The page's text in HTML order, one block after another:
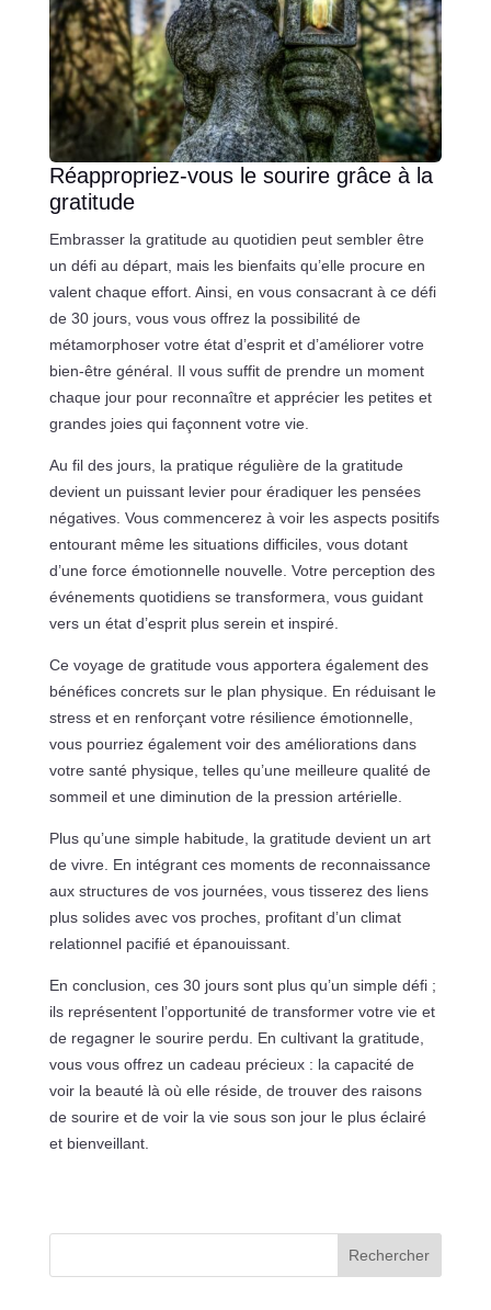
Réappropriez-vous le sourire grâce à la
gratitude
Embrasser la gratitude au quotidien peut sembler être
un défi au départ, mais les bienfaits qu’elle procure en
valent chaque effort. Ainsi, en vous consacrant à ce défi
de 30 jours, vous vous offrez la possibilité de
métamorphoser votre état d’esprit et d’améliorer votre
bien-être général. Il vous suffit de prendre un moment
chaque jour pour reconnaître et apprécier les petites et
grandes joies qui façonnent votre vie.
Au fil des jours, la pratique régulière de la gratitude
devient un puissant levier pour éradiquer les pensées
négatives. Vous commencerez à voir les aspects positifs
entourant même les situations difficiles, vous dotant
d’une force émotionnelle nouvelle. Votre perception des
événements quotidiens se transformera, vous guidant
vers un état d’esprit plus serein et inspiré.
Ce voyage de gratitude vous apportera également des
bénéfices concrets sur le plan physique. En réduisant le
stress et en renforçant votre résilience émotionnelle,
vous pourriez également voir des améliorations dans
votre santé physique, telles qu’une meilleure qualité de
sommeil et une diminution de la pression artérielle.
Plus qu’une simple habitude, la gratitude devient un art
de vivre. En intégrant ces moments de reconnaissance
aux structures de vos journées, vous tisserez des liens
plus solides avec vos proches, profitant d’un climat
relationnel pacifié et épanouissant.
En conclusion, ces 30 jours sont plus qu’un simple défi ;
ils représentent l’opportunité de transformer votre vie et
de regagner le sourire perdu. En cultivant la gratitude,
vous vous offrez un cadeau précieux : la capacité de
voir la beauté là où elle réside, de trouver des raisons
de sourire et de voir la vie sous son jour le plus éclairé
et bienveillant.
Rechercher